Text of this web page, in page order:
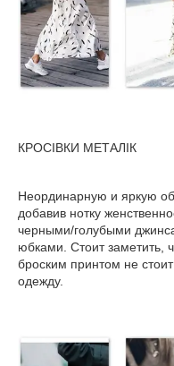
КРОСІВКИ МЕТАЛІК
Неординарную и яркую
добавив нотку
черными/голубыми
юбками. Стоит заметить,
броским принтом не
одежду.